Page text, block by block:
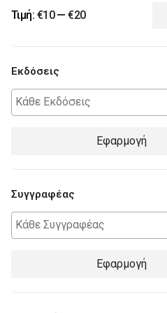
Ελάχιστη
τιμή
Μέγιστη
τιμή
Τιμή: €10—€20
Εκδόσεις
Εφαρμογή
Συγγραφέας
Εφαρμογή